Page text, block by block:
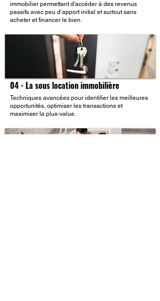
immobilier permettant d'accéder à des revenus
passifs avec peu d’apport initial et surtout sans
acheter et financer le bien.
04 - La sous location immobilière
Techniques avancées pour identifier les meilleures
opportunités, optimiser les transactions et
maximiser la plus-value.